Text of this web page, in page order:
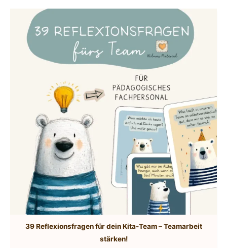
39 Reflexionsfragen für dein Kita-Team – Teamarbeit
stärken!